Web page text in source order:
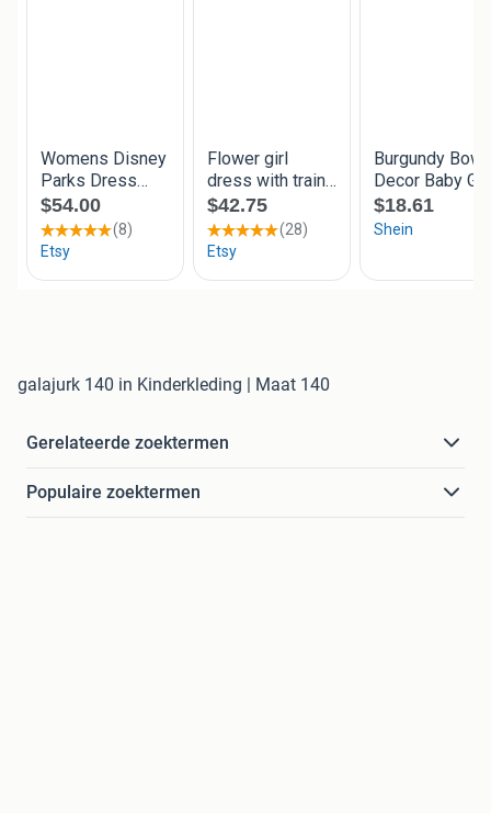
galajurk 140 in Kinderkleding | Maat 140
Gerelateerde zoektermen
Populaire zoektermen